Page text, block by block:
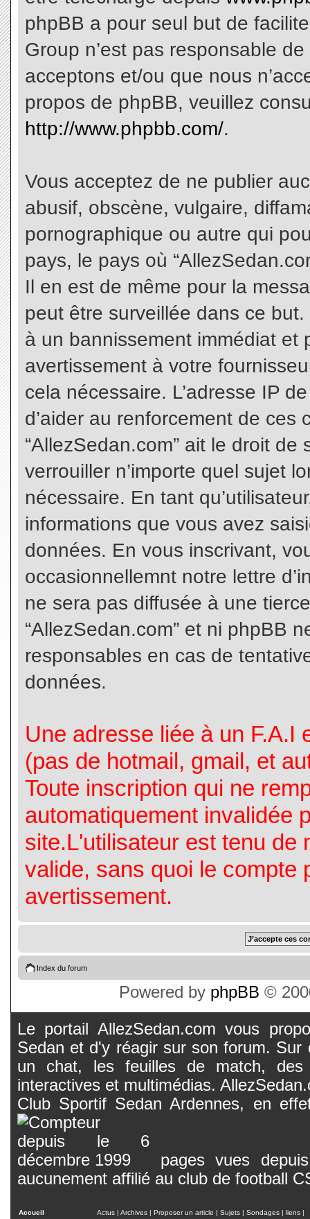
phpBB a pour seul but de
Group n’est pas responsable
acceptons et/ou que nous
propos de phpBB, veuillez
http://www.phpbb.com/.
Vous acceptez de ne publier
abusif, obscène, vulgaire,
pornographique ou autre qui
pays, le pays où
Il en est de même pour la
peut être surveillée dans ce
à un bannissement immédiat et
avertissement à votre
cela nécessaire. L’adresse IP
d’aider au renforcement de
“AllezSedan.com” ait le droit de
verrouiller n’importe quel sujet
nécessaire. En tant
informations que vous avez
données. En vous inscrivant,
occasionnellemnt notre lettre
ne sera pas diffusée à une
“AllezSedan.com” et ni phpBB
responsables en cas de
données.
Une adresse liée à un F.A.I
(pas de hotmail, gmail, et
Toute inscription qui ne
automatiquement invalidée
site.L'utilisateur est tenu de
valide, sans quoi le compte
avertissement.
Index du forum
Powered by phpBB ©
Le portail AllezSedan.com vous
Sedan et d'y réagir sur son forum.
un chat, les feuilles de match, des
interactives et multimédias.
Club Sportif Sedan Ardennes, en
pages vues
aucunement affilié au club de football
Accueil Actus | Archives | Proposer un article | Sujets | Sondages | liens |